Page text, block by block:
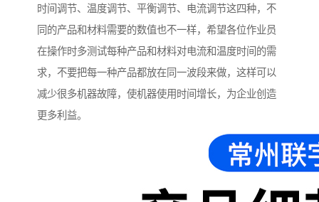
时间调节、温度调节、平衡调节、电流调节这四种，不
同的产品和材料需要的数值也不一样，希望各位作业员
在操作时多测试每种产品和材料对电流和温度时间的需
求，不要把每一种产品都放在同一波段来做，这样可以
减少很多机器故障，使机器使用时间增长，为企业创造
更多利益。